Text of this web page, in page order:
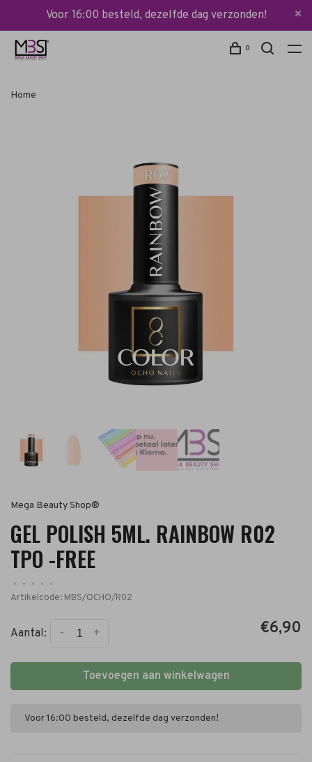
Voor 16:00 besteld, dezelfde dag verzonden!
0
Home
Mega Beauty Shop®
GEL POLISH 5ML. RAINBOW R02
TPO -FREE
• • • •
•
Artikelcode: MBS/OCHO/R02
Aantal: +
- €6,90
Toevoegen aan winkelwagen
Voor 16:00 besteld, dezelfde dag verzonden!